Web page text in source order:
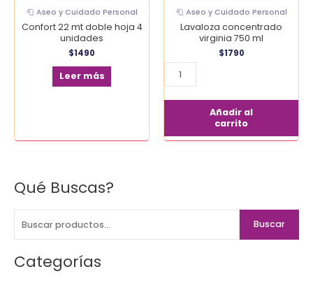
Qué Buscas?
B
c
a
Buscar
Categorías
🧻 Aseo y Cuidado Personal
Confort 22 mt doble hoja 4
unidades
$1490
Leer más
🧻 Aseo y Cuidado Personal
Lavaloza concentrado
virginia 750 ml
$1790
virginia
Añadir al
carrito